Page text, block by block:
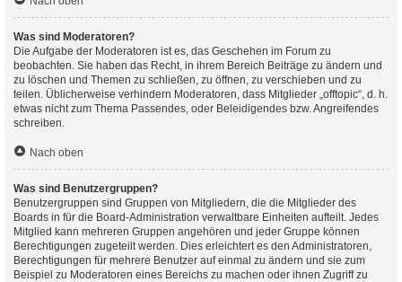
Was sind Moderatoren?
Die Aufgabe der Moderatoren ist es, das Geschehen im Forum zu
beobachten. Sie haben das Recht, in ihrem Bereich Beiträge zu ändern und
zu löschen und Themen zu schließen, zu öffnen, zu verschieben und zu
teilen. Üblicherweise verhindern Moderatoren, dass Mitglieder „offtopic“, d. h.
etwas nicht zum Thema Passendes, oder Beleidigendes bzw. Angreifendes
schreiben.
Nach oben
Was sind Benutzergruppen?
Benutzergruppen sind Gruppen von Mitgliedern, die die Mitglieder des
Boards in für die Board-Administration verwaltbare Einheiten aufteilt. Jedes
Mitglied kann mehreren Gruppen angehören und jeder Gruppe können
Berechtigungen zugeteilt werden. Dies erleichtert es den Administratoren,
Berechtigungen für mehrere Benutzer auf einmal zu ändern und sie zum
Beispiel zu Moderatoren eines Bereichs zu machen oder ihnen Zugriff zu